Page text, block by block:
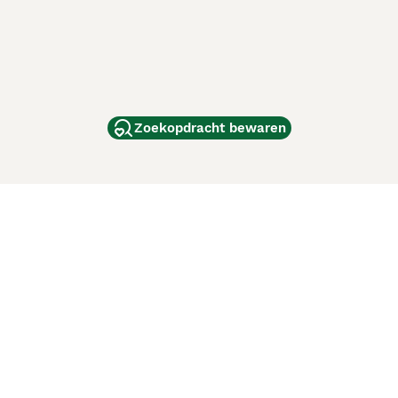
Zoekopdracht bewaren